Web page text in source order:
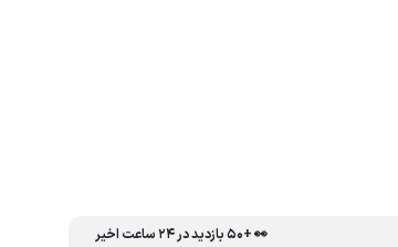
👀 +۵۰ بازدید در ۲۴ ساعت اخیر